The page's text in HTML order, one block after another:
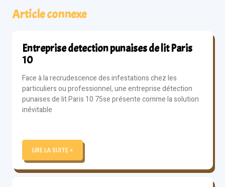
Article connexe
Entreprise detection punaises de lit Paris
10
Face à la recrudescence des infestations chez les
particuliers ou professionnel, une entreprise détection
punaises de lit Paris 10 75se présente comme la solution
inévitable
LIRE LA SUITE »